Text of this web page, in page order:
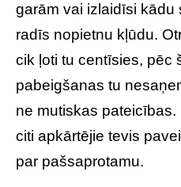
garām vai izlaidīsi kādu
radīs nopietnu kļūdu.
cik ļoti tu centīsies, pēc
pabeigšanas tu
ne mutiskas
citi apkārtējie tevis
par pašsaprotamu.